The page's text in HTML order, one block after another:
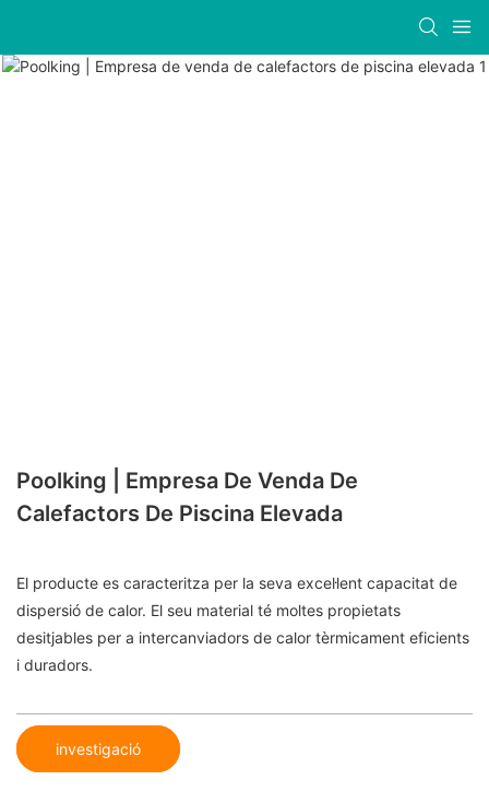
Poolking | Empresa De Venda De
Calefactors De Piscina Elevada
El producte es caracteritza per la seva excel·lent capacitat de
dispersió de calor. El seu material té moltes propietats
desitjables per a intercanviadors de calor tèrmicament eficients
i duradors.
investigació